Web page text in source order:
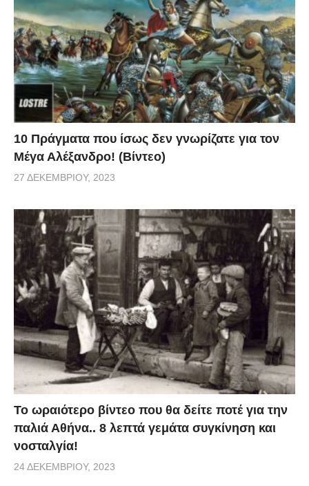
Ανατολία!
©visaltis.net
10 Πράγματα που ίσως δεν γνωρίζατε για τον
Μέγα Αλέξανδρο! (Βίντεο)
27 ΔΕΚΕΜΒΡΊΟΥ, 2023
Το ωραιότερο βίντεο που θα δείτε ποτέ για την
παλιά Αθήνα.. 8 λεπτά γεμάτα συγκίνηση και
νοσταλγία!
24 ΔΕΚΕΜΒΡΊΟΥ, 2023